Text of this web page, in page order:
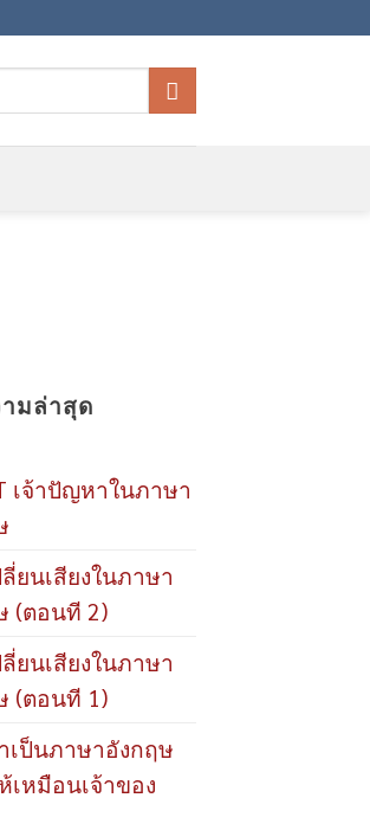
มล่าสุด
เจ้าปัญหาในภาษา
ยนเสียงในภาษา
(ตอนที 2)
ยนเสียงในภาษา
(ตอนที 1)
เป็นภาษาอังกฤษ
เหมือนเจ้าของ